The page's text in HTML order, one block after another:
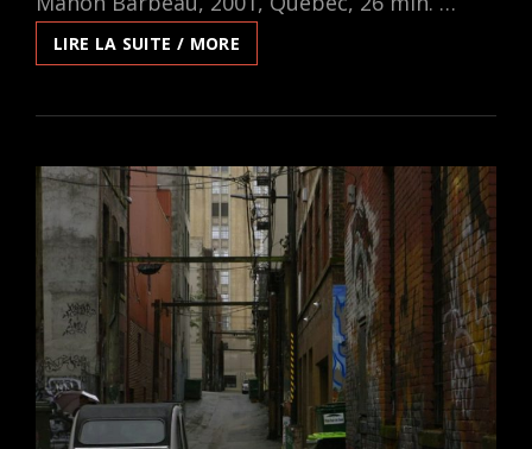
LIRE LA SUITE / MORE
ARTISTE-